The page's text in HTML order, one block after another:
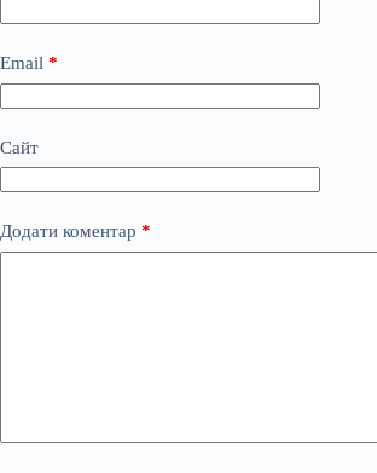
Email *
Сайт
Додати коментар *